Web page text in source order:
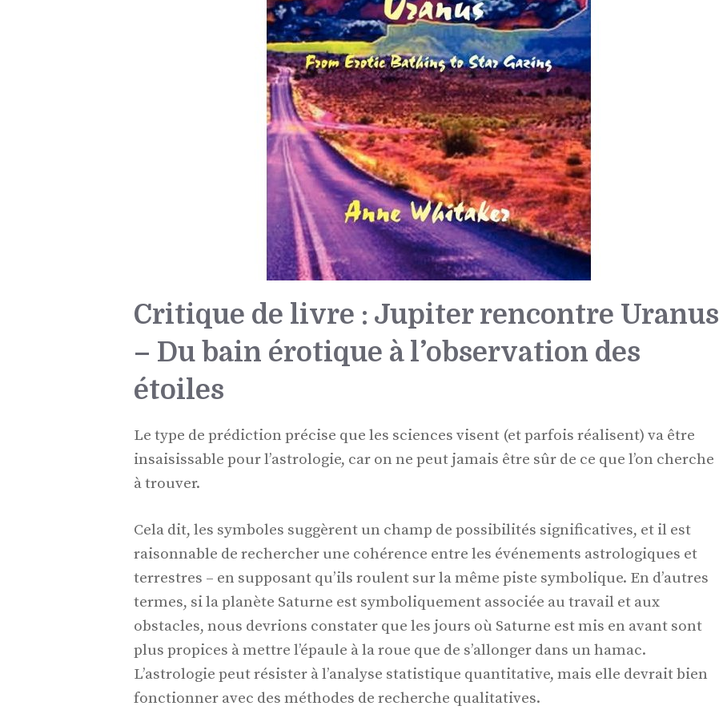
Critique de livre : Jupiter rencontre Uranus
– Du bain érotique à l’observation des
étoiles
Le type de prédiction précise que les sciences visent (et parfois réalisent) va être
insaisissable pour l’astrologie, car on ne peut jamais être sûr de ce que l’on cherche
à trouver.
Cela dit, les symboles suggèrent un champ de possibilités significatives, et il est
raisonnable de rechercher une cohérence entre les événements astrologiques et
terrestres – en supposant qu’ils roulent sur la même piste symbolique. En d’autres
termes, si la planète Saturne est symboliquement associée au travail et aux
obstacles, nous devrions constater que les jours où Saturne est mis en avant sont
plus propices à mettre l’épaule à la roue que de s’allonger dans un hamac.
L’astrologie peut résister à l’analyse statistique quantitative, mais elle devrait bien
fonctionner avec des méthodes de recherche qualitatives.